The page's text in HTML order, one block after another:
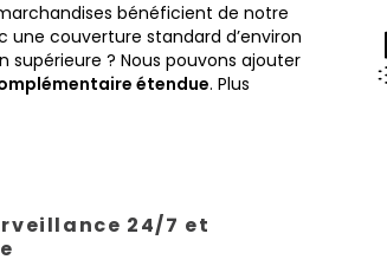
bénéficient de notre
une couverture standard d’environ
supérieure ? Nous pouvons ajouter
étendue. Plus
24/7 et